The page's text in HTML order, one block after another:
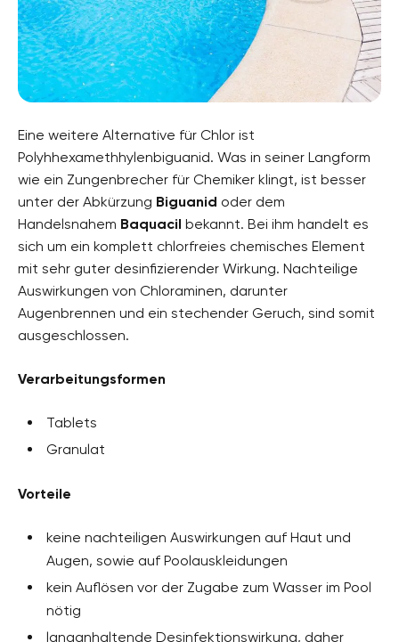
Eine weitere Alternative für Chlor ist
Polyhhexamethhylenbiguanid. Was in seiner Langform
wie ein Zungenbrecher für Chemiker klingt, ist besser
unter der Abkürzung Biguanid oder dem
Handelsnahem Baquacil bekannt. Bei ihm handelt es
sich um ein komplett chlorfreies chemisches Element
mit sehr guter desinfizierender Wirkung. Nachteilige
Auswirkungen von Chloraminen, darunter
Augenbrennen und ein stechender Geruch, sind somit
ausgeschlossen.
Verarbeitungsformen
Tablets
Granulat
Vorteile
keine nachteiligen Auswirkungen auf Haut und
Augen, sowie auf Poolauskleidungen
kein Auflösen vor der Zugabe zum Wasser im Pool
nötig
langanhaltende Desinfektionswirkung, daher